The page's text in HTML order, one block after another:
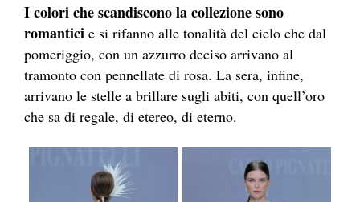
I colori che scandiscono la collezione sono
romantici e si rifanno alle tonalità del cielo che dal
pomeriggio, con un azzurro deciso arrivano al
tramonto con pennellate di rosa. La sera, infine,
arrivano le stelle a brillare sugli abiti, con quell’oro
che sa di regale, di etereo, di eterno.